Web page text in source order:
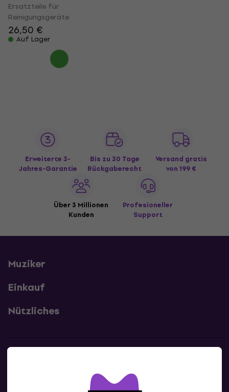
Ersatzteile für
Reinigungsgeräte
26,50 €
Auf Lager
Erweiterte 3-
Jahres-Garantie
Bis zu 30 Tage
Rückgaberecht
Versand gratis
von 199 €
Über 3 Millionen
Kunden
Profesioneller
Support
Muziker
Einkauf
Nützliches
Kontaktiere uns